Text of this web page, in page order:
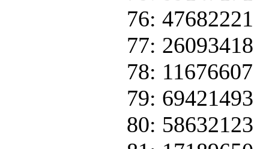
76: 47682221
77: 26093418
78: 11676607
79: 69421493
80: 58632123